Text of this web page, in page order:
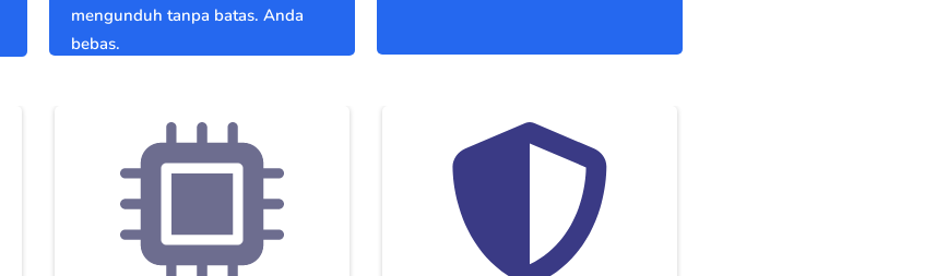
mengunduh tanpa batas. Anda
bebas.